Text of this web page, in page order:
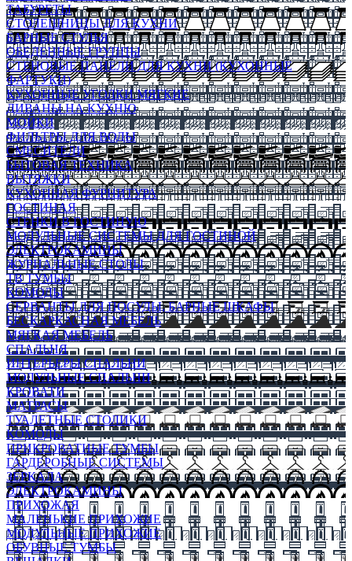
ТАБУРЕТЫ
СТОЛЕШНИЦЫ ДЛЯ КУХНИ
БАРНЫЕ СТУЛЬЯ
ОБЕДЕННЫЕ ГРУППЫ
СТЕНОВЫЕ ПАНЕЛИ ДЛЯ КУХНИ (КУХОННЫЕ
ФАРТУКИ)
КУХОННЫЕ УГОЛКИ МЯГКИЕ
ДИВАНЫ НА КУХНЮ
МОЙКИ
ФИЛЬТРЫ ДЛЯ ВОДЫ
СМЕСИТЕЛИ
БЫТОВАЯ ТЕХНИКА
ВЫТЯЖКИ
КУХОННАЯ ФУРНИТУРА
ГОСТИНАЯ
СТЕНКИ В ГОСТИНУЮ
МОДУЛЬНЫЕ СИСТЕМЫ ДЛЯ ГОСТИНОЙ
ЭЛЕКТРОКАМИНЫ
ЖУРНАЛЬНЫЕ СТОЛЫ
ТВ ТУМБЫ
КОМОДЫ
СЕРВАНТЫ ДЛЯ ПОСУДЫ, БАРНЫЕ ШКАФЫ
БЕСКАРКАСНАЯ МЕБЕЛЬ
МЯГКАЯ МЕБЕЛЬ
СПАЛЬНЯ
ИНТЕРЬЕРЫ СПАЛЬНИ
МОДУЛЬНЫЕ СПАЛЬНИ
КРОВАТИ
МАТРАСЫ
ТУАЛЕТНЫЕ СТОЛИКИ
КОМОДЫ
ПРИКРОВАТНЫЕ ТУМБЫ
ГАРДЕРОБНЫЕ СИСТЕМЫ
ЗЕРКАЛА
ЭЛЕКТРОКАМИНЫ
ПРИХОЖАЯ
МАЛЕНЬКИЕ ПРИХОЖИЕ
МОДУЛЬНЫЕ ПРИХОЖИЕ
ОБУВНЫЕ ТУМБЫ